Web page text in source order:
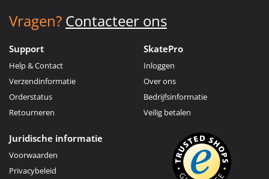
Vragen? Contacteer ons
Support
Help & Contact
Verzendinformatie
Orderstatus
Retourneren
SkatePro
Inloggen
Over ons
Bedrijfsinformatie
Veilig betalen
Juridische informatie
Voorwaarden
Privacybeleid